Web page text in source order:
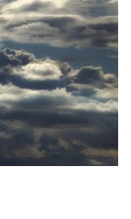
リメントプレミア
口コミや飲み方・
ムの口コミ！効果
の評価を検証して